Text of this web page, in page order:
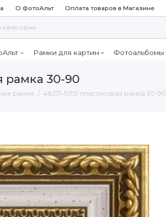
О ФотоАльт Оплата товаров в Магазине
Рамки для картин Фотоальбомы
рамка 30-90
рамки 48271-10151 пластиковая рамка 30-90